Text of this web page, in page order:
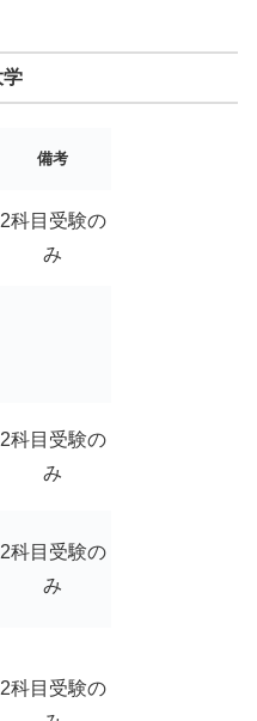
備考
2科目受験の
み
2科目受験の
み
2科目受験の
み
2科目受験の